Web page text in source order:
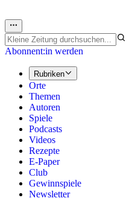
Abonnent:in werden
Rubriken
Orte
Themen
Autoren
Spiele
Podcasts
Videos
Rezepte
E-Paper
Club
Gewinnspiele
Newsletter